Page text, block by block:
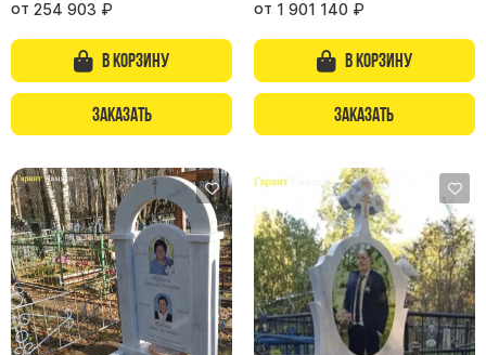
от 254 903 ₽
В корзину
Заказать
от 1 901 140 ₽
В корзину
Заказать